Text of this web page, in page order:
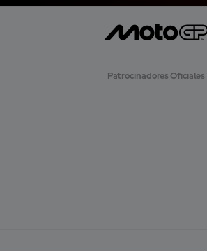
Patrocinadores Oficiales